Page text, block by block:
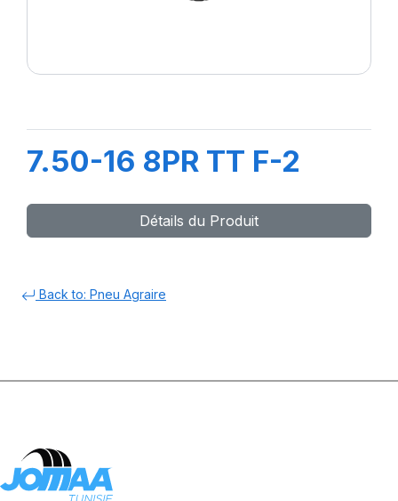
7.50-16 8PR TT F-2
Détails du Produit
Back to: Pneu Agraire